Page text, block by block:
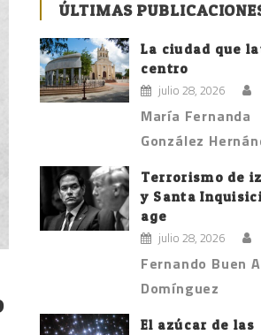
ÚLTIMAS
La ciudad que
centro
julio 28, 2026
María Fernanda
González
Terrorismo de
y Santa
age
julio 28, 2026
Fernando Buen
Domínguez
El azúcar de las